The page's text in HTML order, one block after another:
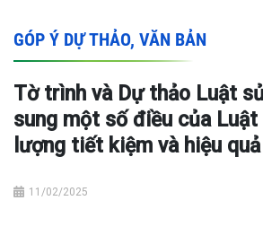
GÓP Ý DỰ THẢO, VĂN BẢN
Tờ trình và Dự thảo Luật
sung một số điều của
lượng tiết kiệm và hiệu quả
11/02/2025